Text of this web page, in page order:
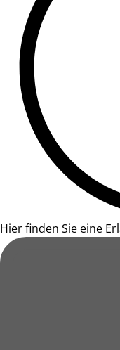
Hier finden Sie eine